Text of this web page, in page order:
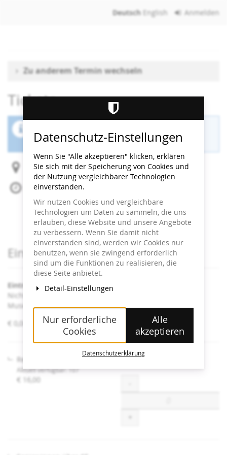
Deutsch English Anmelden
Zu anderem Termin wechseln
Tickets
ist beendet.
Heidi Horten Collection
Sa, 11. Oktober 2025
Beginn:
11:30 Uhr
Ende:12:00Uhr
Zum Kalender hinzufügen
Produkte
Eintrittskarten
Eintritt Heidi Horten Collection
Nicht angeführte Ermäßigungen sind an der Kassa im
Museum erhältlich.
von
€ 0,00 – € 16,00
Regulär
Aktuell verfügbar: 107
€ 16,00
Datenschutz-Einstellungen
Wenn Sie "Alle akzeptieren" klicken, erklären
Sie sich mit der Speicherung von Cookies und
der Nutzung vergleichbarer Technologien
einverstanden.
Wir nutzen Cookies und vergleichbare
Technologien um Daten zu sammeln, die uns
erlauben, diese Website und unsere Angebote
zu verbessern. Wenn Sie damit nicht
einverstanden sind, werden wir Cookies nur
benutzen, wenn sie zwingend erforderlich
sind um die Funktionen zu realisieren, die
diese Seite anbietet.
Detail-Einstellungen
Nur erforderliche
Cookies
Alle
akzeptieren
Datenschutzerklärung